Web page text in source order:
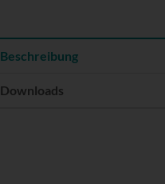
Beschreibung
Downloads